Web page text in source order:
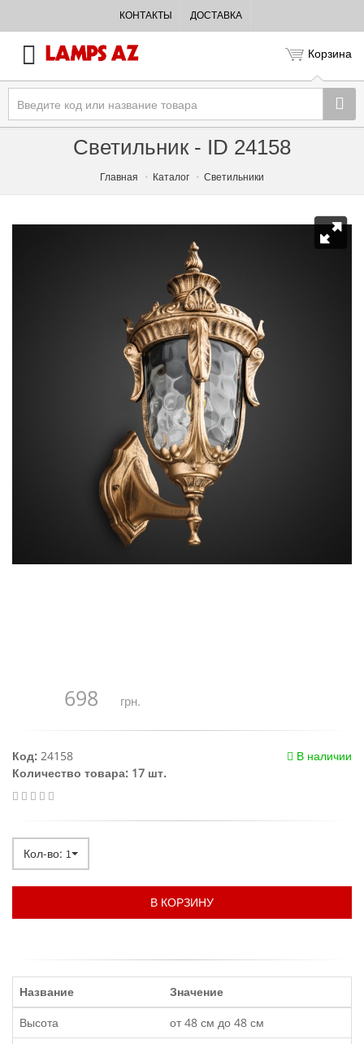
КОНТАКТЫ ДОСТАВКА
Корзина
Светильник - ID 24158
Главная Каталог Светильники
698 грн.
В наличии
Код: 24158
Количество товара: 17 шт.
Кол-во: 1
В КОРЗИНУ
Название
Значение
Высота
от 48 см до 48 см